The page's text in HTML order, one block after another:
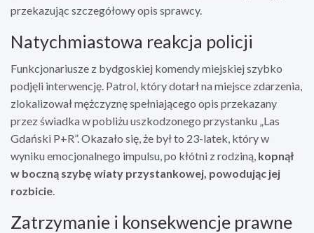
przekazując szczegółowy opis sprawcy.
Natychmiastowa reakcja policji
Funkcjonariusze z bydgoskiej komendy miejskiej szybko
podjęli interwencję. Patrol, który dotarł na miejsce zdarzenia,
zlokalizował mężczyznę spełniającego opis przekazany
przez świadka w pobliżu uszkodzonego przystanku „Las
Gdański P+R”. Okazało się, że był to 23-latek, który w
wyniku emocjonalnego impulsu, po kłótni z rodziną, kopnął
w boczną szybę wiaty przystankowej, powodując jej
rozbicie
Zatrzymanie i konsekwencje prawne